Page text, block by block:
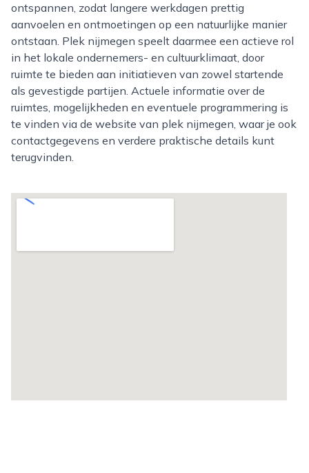
ontspannen, zodat langere werkdagen prettig
aanvoelen en ontmoetingen op een natuurlijke manier
ontstaan. Plek nijmegen speelt daarmee een actieve rol
in het lokale ondernemers- en cultuurklimaat, door
ruimte te bieden aan initiatieven van zowel startende
als gevestigde partijen. Actuele informatie over de
ruimtes, mogelijkheden en eventuele programmering is
te vinden via de website van plek nijmegen, waar je ook
contactgegevens en verdere praktische details kunt
terugvinden.